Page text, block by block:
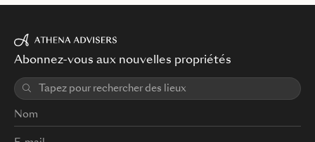
Abonnez-vous aux nouvelles propriétés